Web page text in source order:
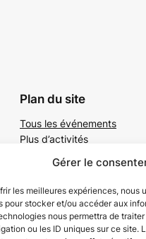
Gérer le
les meilleures expériences,
pour stocker et/ou accéder aux
nous permettra de
ou les ID uniques sur ce site.
Plan du site
Tous les événements
Plus d’activités
S’abonner par mail